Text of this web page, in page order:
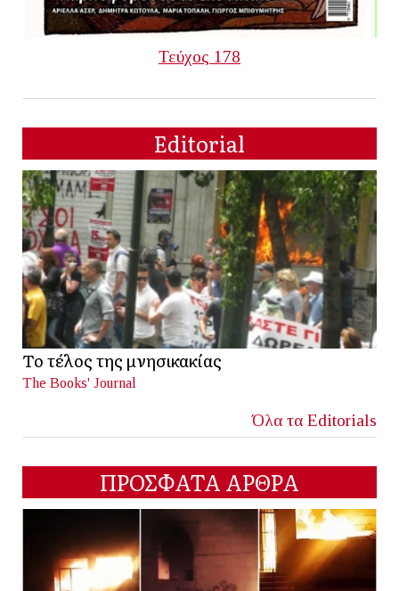
Τεύχος 178
Editorial
Το τέλος της μνησικακίας
The Books' Journal
Όλα τα Editorials
ΠΡΟΣΦΑΤΑ ΑΡΘΡΑ